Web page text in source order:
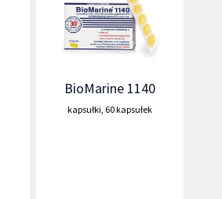
BioMarine 1140
kapsułki, 60 kapsułek